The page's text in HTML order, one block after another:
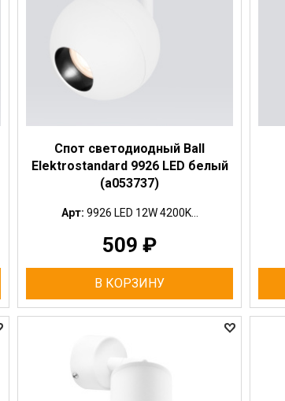
Спот светодиодный Ball
Elektrostandard 9926 LED белый
(a053737)
Арт: 9926 LED 12W 4200K...
509 ₽
В КОРЗИНУ